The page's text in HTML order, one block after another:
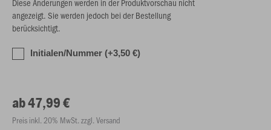
Diese Änderungen werden in der Produktvorschau nicht
angezeigt. Sie werden jedoch bei der Bestellung
berücksichtigt.
Initialen/Nummer (+3,50 €)
ab 47,99 €
Preis inkl. 20% MwSt. zzgl. Versand